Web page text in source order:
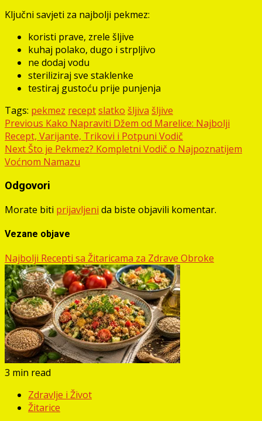
Ključni savjeti za najbolji pekmez:
koristi prave, zrele šljive
kuhaj polako, dugo i strpljivo
ne dodaj vodu
steriliziraj sve staklenke
testiraj gustoću prije punjenja
Tags: pekmez receptslatko šljiva šljive
Post
navigation
Previous Kako Napraviti Džem od Marelice: Najbolji
Recept, Varijante, Trikovi i Potpuni Vodič
Next Što je Pekmez? Kompletni Vodič o Najpoznatijem
Voćnom Namazu
Odgovori
Morate biti prijavljeni da biste objavili komentar.
Vezane objave
Najbolji Recepti sa Žitaricama za Zdrave Obroke
3 min read
Zdravlje i Život
Žitarice